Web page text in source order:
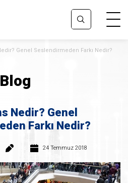
Genel Seslendirmeden Farkı Nedir?
Blog
Nedir? Genel
Farkı Nedir?
24 Temmuz 2018